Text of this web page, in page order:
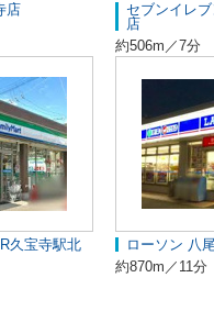
店
セブンイレ
店
約506m／7分
久宝寺駅北
ローソン 八
約870m／11分